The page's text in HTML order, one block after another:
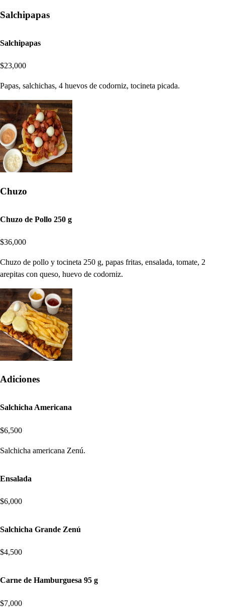
Salchipapas
Salchipapas
$23,000
Papas, salchichas, 4 huevos de codorniz, tocineta picada.
Chuzo
Chuzo de Pollo 250 g
$36,000
Chuzo de pollo y tocineta 250 g, papas fritas, ensalada, tomate, 2
arepitas con queso, huevo de codorniz.
Adiciones
Salchicha Americana
$6,500
Salchicha americana Zenú.
Ensalada
$6,000
Salchicha Grande Zenú
$4,500
Carne de Hamburguesa 95 g
$7,000